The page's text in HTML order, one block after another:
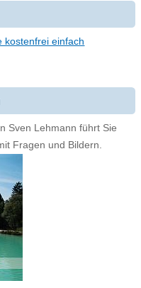
kostenfrei einfach
Sven Lehmann führt Sie
Fragen und Bildern.